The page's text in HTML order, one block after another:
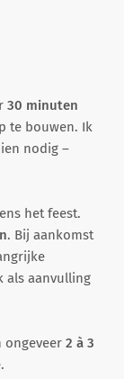
30 minuten
te bouwen. Ik
nodig –
het feest.
. Bij aankomst
als aanvulling
ongeveer 2 à 3